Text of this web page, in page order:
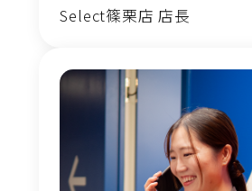
Select篠栗店 店長